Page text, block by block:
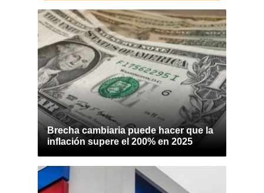
Brecha cambiaria puede hacer que la
inflación supere el 200% en 2025